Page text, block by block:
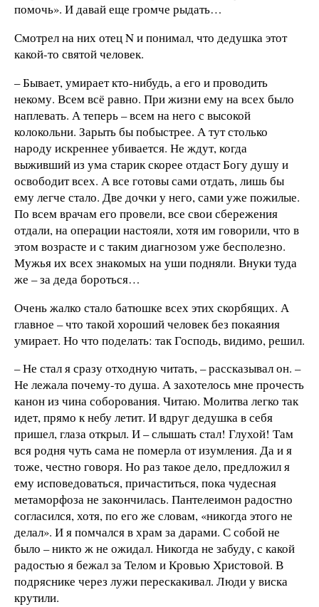
помочь». И давай еще громче рыдать…
Смотрел на них отец N и понимал, что дедушка этот
какой-то святой человек.
– Бывает, умирает кто-нибудь, а его и проводить
некому. Всем всё равно. При жизни ему на всех было
наплевать. А теперь – всем на него с высокой
колокольни. Зарыть бы побыстрее. А тут столько
народу искреннее убивается. Не ждут, когда
выживший из ума старик скорее отдаст Богу душу и
освободит всех. А все готовы сами отдать, лишь бы
ему легче стало. Две дочки у него, сами уже пожилые.
По всем врачам его провели, все свои сбережения
отдали, на операции настояли, хотя им говорили, что в
этом возрасте и с таким диагнозом уже бесполезно.
Мужья их всех знакомых на уши подняли. Внуки туда
же – за деда бороться…
Очень жалко стало батюшке всех этих скорбящих. А
главное – что такой хороший человек без покаяния
умирает. Но что поделать: так Господь, видимо, решил.
– Не стал я сразу отходную читать, – рассказывал он. –
Не лежала почему-то душа. А захотелось мне прочесть
канон из чина соборования. Читаю. Молитва легко так
идет, прямо к небу летит. И вдруг дедушка в себя
пришел, глаза открыл. И – слышать стал! Глухой! Там
вся родня чуть сама не померла от изумления. Да и я
тоже, честно говоря. Но раз такое дело, предложил я
ему исповедоваться, причаститься, пока чудесная
метаморфоза не закончилась. Пантелеимон радостно
согласился, хотя, по его же словам, «никогда этого не
делал». И я помчался в храм за дарами. С собой не
было – никто ж не ожидал. Никогда не забуду, с какой
радостью я бежал за Телом и Кровью Христовой. В
подряснике через лужи перескакивал. Люди у виска
крутили.